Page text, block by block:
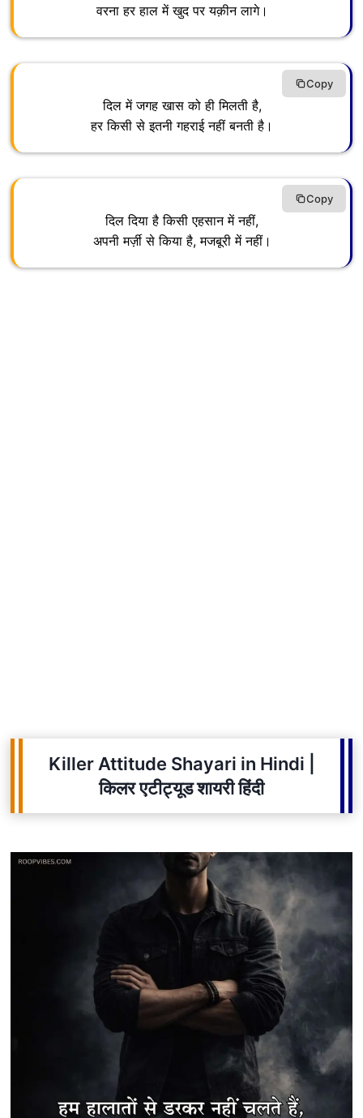
वरना हर हाल में खुद पर यक़ीन लागे।
दिल में जगह खास को ही मिलती है,
हर किसी से इतनी गहराई नहीं बनती है।
Copy
दिल दिया है किसी एहसान में नहीं,
अपनी मर्ज़ी से किया है, मजबूरी में नहीं।
Copy
Killer Attitude Shayari in Hindi |
किलर एटीट्यूड शायरी हिंदी